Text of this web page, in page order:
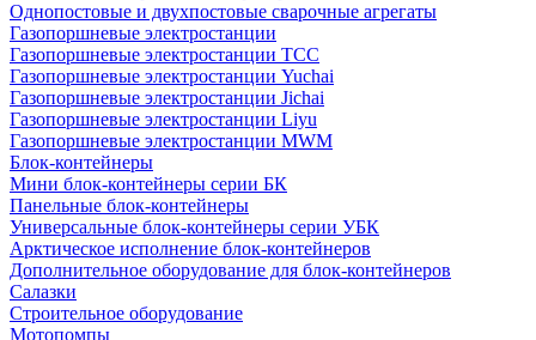
Однопостовые и двухпостовые сварочные агрегаты
Газопоршневые электростанции
Газопоршневые электростанции ТСС
Газопоршневые электростанции Yuchai
Газопоршневые электростанции Jichai
Газопоршневые электростанции Liyu
Газопоршневые электростанции MWM
Блок-контейнеры
Мини блок-контейнеры серии БК
Панельные блок-контейнеры
Универсальные блок-контейнеры серии УБК
Арктическое исполнение блок-контейнеров
Дополнительное оборудование для блок-контейнеров
Салазки
Строительное оборудование
Мотопомпы